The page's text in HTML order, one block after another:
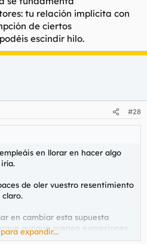
tu relación implícita con
de ciertos
escindir hilo.
#28
en llorar en hacer algo
de oler vuestro resentimiento
en cambiar esta supuesta
aunque suenen expresiones
de los medios y las series", etc.
expandir...